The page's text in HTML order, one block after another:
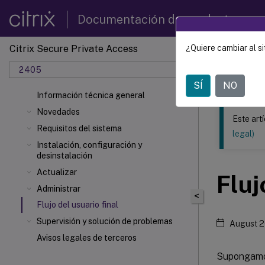
Documentación de productos
Citrix Secure Private Access
2405
Información técnica general
Novedades
Requisitos del sistema
Instalación, configuración y
desinstalación
Actualizar
Administrar
Flujo del usuario final
Supervisión y solución de problemas
Avisos legales de terceros
Este
Citrix
<
Este
legal)
August
¿Quiere cambiar al
SÍ NO